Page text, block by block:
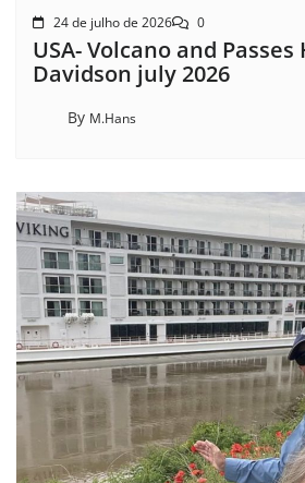
24 de julho de 2026 0
USA- Volcano and
Davidson july 2026
By M.Hans